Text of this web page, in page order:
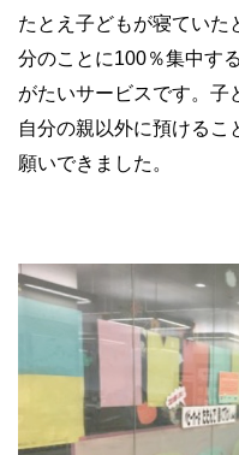
たとえ子どもが寝ていた
分のことに100％集中す
がたいサービスです。子
自分の親以外に預けるこ
願いできました。